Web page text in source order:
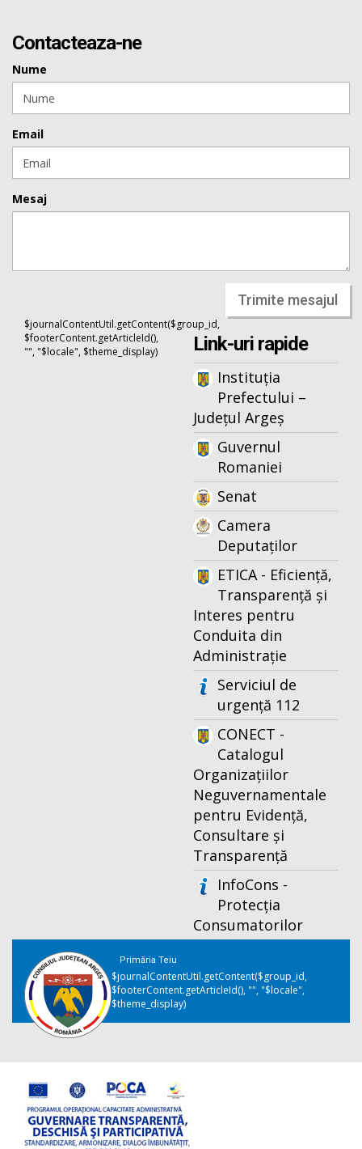
Contacteaza-ne
Nume
Email
Mesaj
Trimite mesajul
$journalContentUtil.getContent($group_id,
$footerContent.getArticleId(),
"", "$locale", $theme_display)
Link-uri rapide
Instituția
Prefectului –
Județul Argeș
Guvernul
Romaniei
Senat
Camera
Deputaților
ETICA - Eficiență,
Transparență și
Interes pentru
Conduita din
Administrație
Serviciul de
urgență 112
CONECT -
Catalogul
Organizațiilor
Neguvernamentale
pentru Evidență,
Consultare și
Transparență
InfoCons -
Protecția
Consumatorilor
Primăria Teiu
$journalContentUtil.getContent($group_id,
$footerContent.getArticleId(), "", "$locale",
$theme_display)